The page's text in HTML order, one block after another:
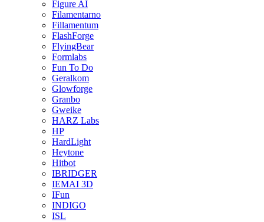
Figure AI
Filamentarno
Fillamentum
FlashForge
FlyingBear
Formlabs
Fun To Do
Geralkom
Glowforge
Granbo
Gweike
HARZ Labs
HP
HardLight
Heytone
Hitbot
IBRIDGER
IEMAI 3D
IFun
INDIGO
ISL